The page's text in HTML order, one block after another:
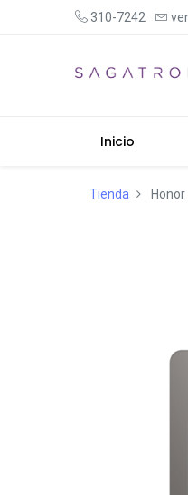
310-7242
Inicio
Tienda